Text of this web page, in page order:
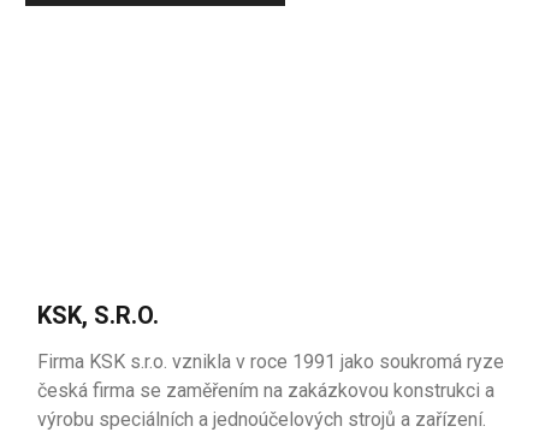
KSK, S.R.O.
Firma KSK s.r.o. vznikla v roce 1991 jako soukromá ryze
česká firma se zaměřením na zakázkovou konstrukci a
výrobu speciálních a jednoúčelových strojů a zařízení.